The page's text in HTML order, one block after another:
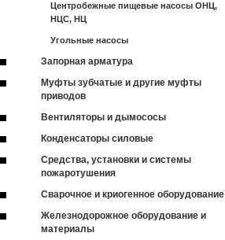
Центробежные пищевые насосы ОНЦ,
НЦС, НЦ
Угольные насосы
Запорная арматура
Муфты зубчатые и другие муфты
приводов
Вентиляторы и дымососы
Конденсаторы силовые
Средства, установки и системы
пожаротушения
Сварочное и криогенное оборудование
Железнодорожное оборудование и
материалы